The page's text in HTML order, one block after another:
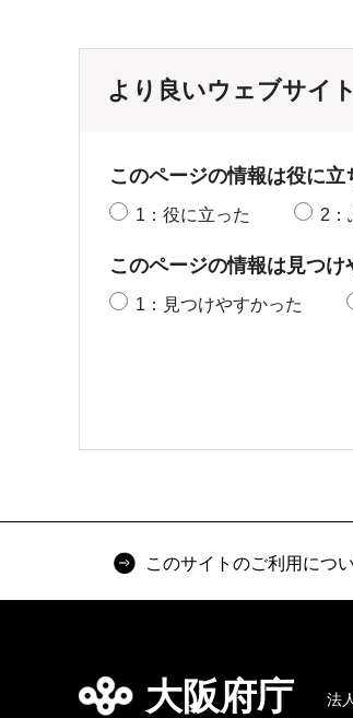
より良いウェブサイ
このページの情報は役に立
1：役に立った 2：
このページの情報は見つけ
1：見つけやすかった
このサイトのご利用につ
大阪府庁 法